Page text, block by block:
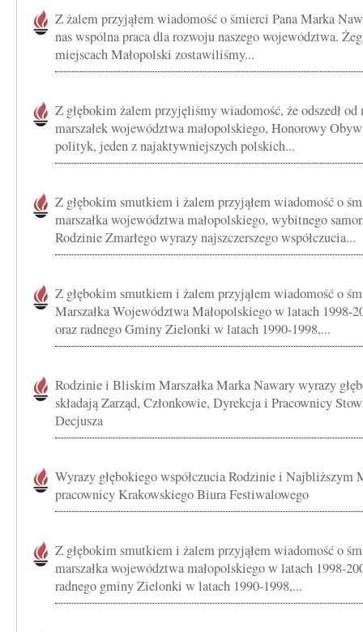
Z żalem przyjąłem wiadomość o śmierci Pana Marka
nas wspólna praca dla rozwoju naszego województwa.
miejscach Małopolski zostawiliśmy...
Z głębokim żalem przyjęliśmy wiadomość, że odszedł od
marszałek województwa małopolskiego, Honorowy
polityk, jeden z najaktywniejszych polskich...
Z głębokim smutkiem i żalem przyjąłem wiadomość o
marszałka województwa małopolskiego, wybitnego
Rodzinie Zmarłego wyrazy najszczerszego współczucia...
Z głębokim smutkiem i żalem przyjąłem wiadomość o
Marszałka Województwa Małopolskiego w latach 1998-
oraz radnego Gminy Zielonki w latach 1990-1998,...
Rodzinie i Bliskim Marszałka Marka Nawary wyrazy
składają Zarząd, Członkowie, Dyrekcja i Pracownicy
Decjusza
Wyrazy głębokiego współczucia Rodzinie i Najbliższym
pracownicy Krakowskiego Biura Festiwalowego
Z głębokim smutkiem i żalem przyjąłem wiadomość o
marszałka województwa małopolskiego w latach 1998-
radnego gminy Zielonki w latach 1990-1998,...